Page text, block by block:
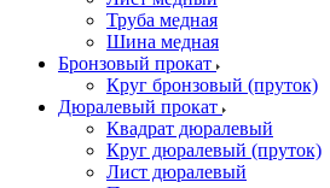
Труба медная
Шина медная
Бронзовый прокат
Круг бронзовый (пруток)
Дюралевый прокат
Квадрат дюралевый
Круг дюралевый (пруток)
Лист дюралевый